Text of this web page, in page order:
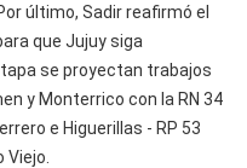
último, Sadir reafirmó el
que Jujuy siga
se proyectan trabajos
y Monterrico con la RN 34
e Higuerillas - RP 53